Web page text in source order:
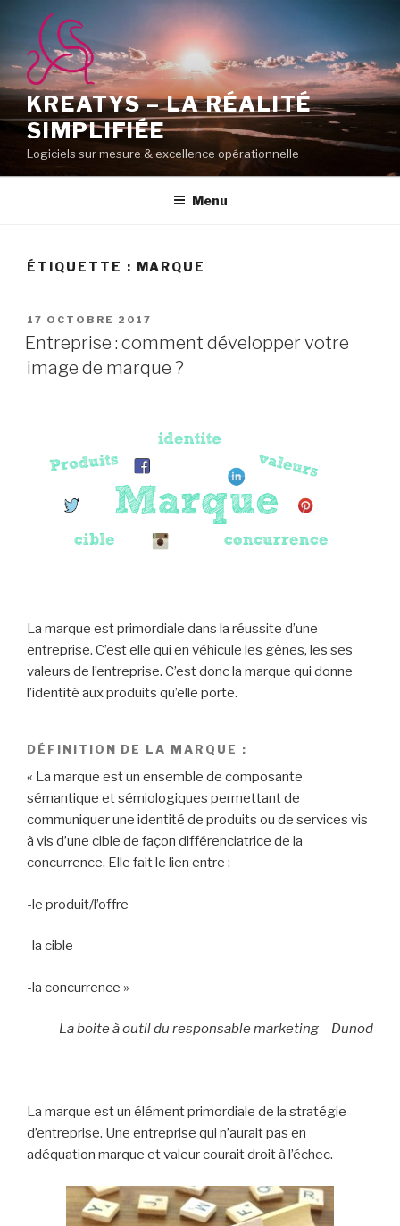
contenu
principal
KREATYS – LA RÉALITÉ
SIMPLIFIÉE
Logiciels sur mesure & excellence opérationnelle
Menu
ÉTIQUETTE : MARQUE
PUBLIÉ
LE
17 OCTOBRE 2017
Entreprise : comment développer votre
image de marque ?
La marque est primordiale dans la réussite d’une
entreprise. C’est elle qui en véhicule les gênes, les ses
valeurs de l’entreprise. C’est donc la marque qui donne
l’identité aux produits qu’elle porte.
DÉFINITION DE LA MARQUE :
« La marque est un ensemble de composante
sémantique et sémiologiques permettant de
communiquer une identité de produits ou de services vis
à vis d’une cible de façon différenciatrice de la
concurrence. Elle fait le lien entre :
-le produit/l’offre
-la cible
-la concurrence »
La boite à outil du responsable marketing – Dunod
La marque est un élément primordiale de la stratégie
d’entreprise. Une entreprise qui n’aurait pas en
adéquation marque et valeur courait droit à l’échec.